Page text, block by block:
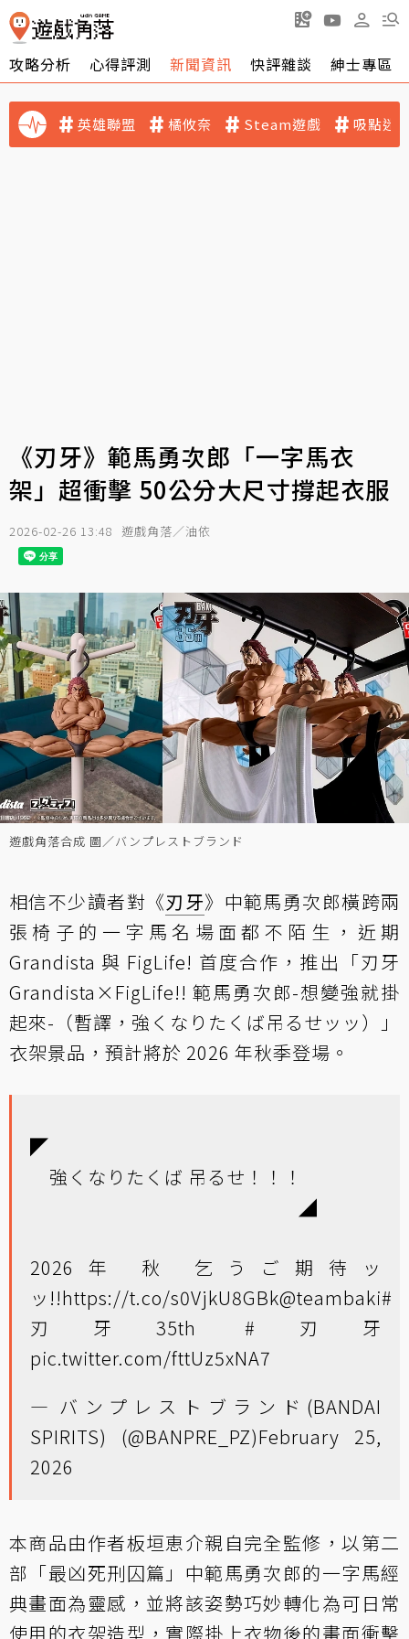
攻略分析 心得評測 新聞資訊 快評雜談 紳士專區
英雄聯盟 橘攸奈 Steam遊戲 吸點迷
《刃牙》範馬勇次郎「一字馬衣
架」超衝擊 50公分大尺寸撐起衣服
2026-02-26 13:48 遊戲角落／油依
遊戲角落合成 圖／バンプレストブランド
相信不少讀者對《刃牙》中範馬勇次郎橫跨兩
張椅子的一字馬名場面都不陌生，近期
Grandista 與 FigLife! 首度合作，推出「刃牙
Grandista×FigLife!! 範馬勇次郎-想變強就掛
起來-（暫譯，強くなりたくば吊るせッッ）」
衣架景品，預計將於 2026 年秋季登場。
◤
強くなりたくば 吊るせ！！！
◢
2026年 秋 乞うご期待ッ
ッ!!https://t.co/s0VjkU8GBk@teambaki#
刃牙35th
#刃牙
pic.twitter.com/fttUz5xNA7
— バンプレストブランド(BANDAI
SPIRITS) (@BANPRE_PZ)February 25,
2026
本商品由作者板垣恵介親自完全監修，以第二
部「最凶死刑囚篇」中範馬勇次郎的一字馬經
典畫面為靈感，並將該姿勢巧妙轉化為可日常
使用的衣架造型，實際掛上衣物後的畫面衝擊